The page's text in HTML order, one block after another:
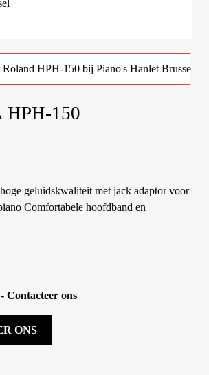
HPH-150
geluidskwaliteit met jack adaptor voor
Comfortabele hoofdband en
Contacteer ons
ONS